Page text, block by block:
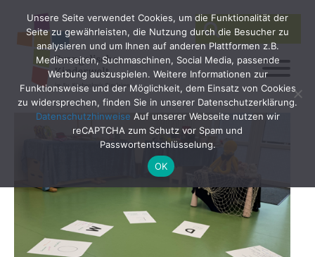
Search
for:
SEARCH
Unsere Seite verwendet Cookies, um die Funktionalität der
Seite zu gewährleisten, die Nutzung durch die Besucher zu
analysieren und um Ihnen auf anderen Plattformen z.B.
Medienseiten, Suchmaschinen, Social Media, passende
Werbung auszuspielen. Weitere Informationen zur
Funktionsweise und der Möglichkeit, dem Einsatz von Cookies
zu widersprechen, finden Sie in unserer Datenschutzerklärung.
Datenschutzhinweise Auf unserer Webseite nutzen wir
reCAPTCHA zum Schutz vor Spam und
Passwortentschlüsselung.
OK